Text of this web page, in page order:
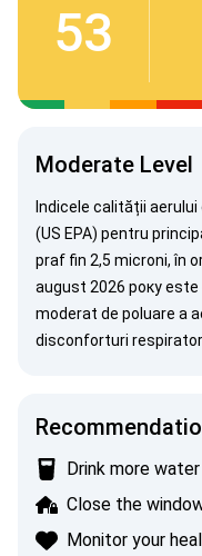
53
Moderate Level
Indicele calității
(US EPA) pentru
praf fin 2,5 microni, în
august 2026 року
moderat de poluare a
disconforturi
Drink more water
Close the
Monitor your